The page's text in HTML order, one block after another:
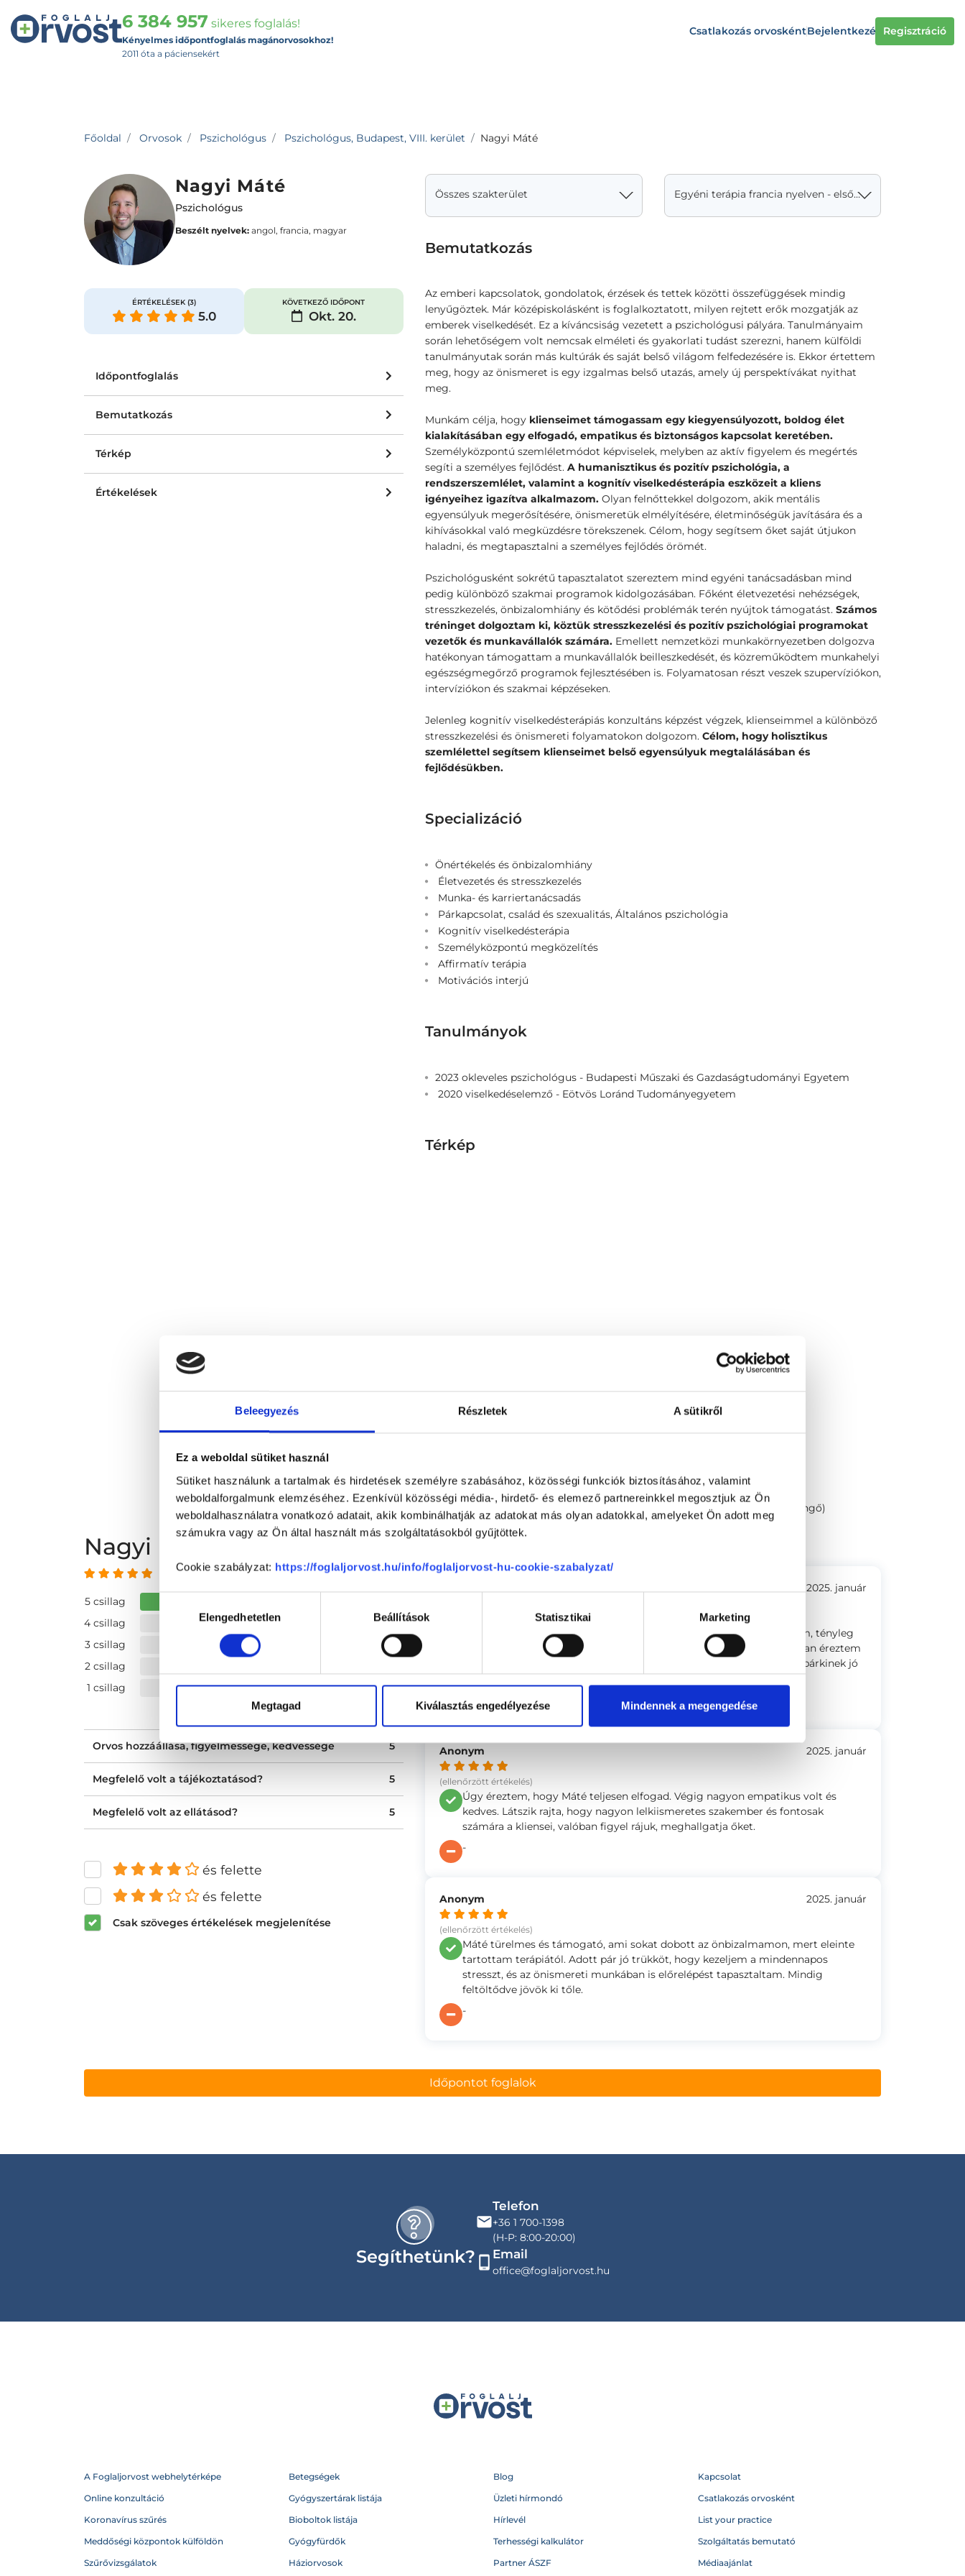
Beleegyezés Részletek A sütikről
Ez a weboldal sütiket használ
Sütiket használunk a tartalmak és hirdetések személyre szabásához, közösségi funkciók biztosításához, valamint
weboldalforgalmunk elemzéséhez. Ezenkívül közösségi média-, hirdető- és elemező partnereinkkel megosztjuk az Ön
weboldalhasználatra vonatkozó adatait, akik kombinálhatják az adatokat más olyan adatokkal, amelyeket Ön adott meg
számukra vagy az Ön által használt más szolgáltatásokból gyűjtöttek.
Cookie szabályzat: https://foglaljorvost.hu/info/foglaljorvost-hu-cookie-szabalyzat/
kiválasztásaElengedhetetlen Beállítások Statisztikai Marketing
Megtagad Kiválasztás engedélyezése Mindennek a megengedése
6 384 957 sikeres foglalás!
Kényelmes időpontfoglalás magánorvosokhoz!
2011 óta a páciensekért
Csatlakozás orvoskéntBejelentkezés Regisztráció
Főoldal Orvosok Pszichológus Pszichológus, Budapest, VIII. kerület Nagyi Máté
Nagyi Máté
Pszichológus
Beszélt nyelvek: angol, francia, magyar
ÉRTÉKELÉSEK (3)
5.0
KÖVETKEZŐ IDŐPONT
Okt. 20.
Időpontfoglalás
Bemutatkozás
Térkép
Értékelések
Összes szakterület Egyéni terápia francia nyelven - első alkalom
Bemutatkozás
Az emberi kapcsolatok, gondolatok, érzések és tettek közötti összefüggések mindig
lenyűgöztek. Már középiskolásként is foglalkoztatott, milyen rejtett erők mozgatják az
emberek viselkedését. Ez a kíváncsiság vezetett a pszichológusi pályára. Tanulmányaim
során lehetőségem volt nemcsak elméleti és gyakorlati tudást szerezni, hanem külföldi
tanulmányutak során más kultúrák és saját belső világom felfedezésére is. Ekkor értettem
meg, hogy az önismeret is egy izgalmas belső utazás, amely új perspektívákat nyithat
meg.
Munkám célja, hogy klienseimet támogassam egy kiegyensúlyozott, boldog élet
kialakításában egy elfogadó, empatikus és biztonságos kapcsolat keretében.
Személyközpontú szemléletmódot képviselek, melyben az aktív figyelem és megértés
segíti a személyes fejlődést. A humanisztikus és pozitív pszichológia, a
rendszerszemlélet, valamint a kognitív viselkedésterápia eszközeit a kliens
igényeihez igazítva alkalmazom. Olyan felnőttekkel dolgozom, akik mentális
egyensúlyuk megerősítésére, önismeretük elmélyítésére, életminőségük javítására és a
kihívásokkal való megküzdésre törekszenek. Célom, hogy segítsem őket saját útjukon
haladni, és megtapasztalni a személyes fejlődés örömét.
Pszichológusként sokrétű tapasztalatot szereztem mind egyéni tanácsadásban mind
pedig különböző szakmai programok kidolgozásában. Főként életvezetési nehézségek,
stresszkezelés, önbizalomhiány és kötődési problémák terén nyújtok támogatást. Számos
tréninget dolgoztam ki, köztük stresszkezelési és pozitív pszichológiai programokat
vezetők és munkavállalók számára. Emellett nemzetközi munkakörnyezetben dolgozva
hatékonyan támogattam a munkavállalók beilleszkedését, és közreműködtem munkahelyi
egészségmegőrző programok fejlesztésében is. Folyamatosan részt veszek szupervíziókon,
intervíziókon és szakmai képzéseken.
Jelenleg kognitív viselkedésterápiás konzultáns képzést végzek, klienseimmel a különböző
stresszkezelési és önismereti folyamatokon dolgozom. Célom, hogy holisztikus
szemlélettel segítsem klienseimet belső egyensúlyuk megtalálásában és
fejlődésükben.
Specializáció
Önértékelés és önbizalomhiány
Életvezetés és stresszkezelés
Munka- és karriertanácsadás
Párkapcsolat, család és szexualitás, Általános pszichológia
Kognitív viselkedésterápia
Személyközpontú megközelítés
Affirmatív terápia
Motivációs interjú
Tanulmányok
2023 okleveles pszichológus - Budapesti Műszaki és Gazdaságtudományi Egyetem
2020 viselkedéselemző - Eötvös Loránd Tudományegyetem
Térkép
Pszichopont - Múzeum utcai rendelő
1088
Budapest, VIII. kerület Múzeum utca 15/A. Fsz/1. ajtó (11-es kapucsengő)
Nagyi Máté vélemények
5 az 5-ből
5 csillag
4 csillag
0 %
3 csillag
0 %
2 csillag
1 csillag
0 %
Orvos hozzáállása, figyelmessége, kedvessége 5
Megfelelő volt a tájékoztatásod? 5
Megfelelő volt az ellátásod? 5
és felette
és felette
Csak szöveges értékelések megjelenítése
2025. január
Máté nagyon hozzáértő, figyelmes és empatikus volt, így azt éreztem, tényleg
megérti, min megyek keresztül. A beszélgetéseink során biztonságban éreztem
magam, így mindig jobban meg tudtam nyílni. Nagyon köszönöm, bárkinek jó
szívvel ajánlanám.
-
Anonym
(ellenőrzött értékelés)
2025. január
Úgy éreztem, hogy Máté teljesen elfogad. Végig nagyon empatikus volt és
kedves. Látszik rajta, hogy nagyon lelkiismeretes szakember és fontosak
számára a kliensei, valóban figyel rájuk, meghallgatja őket.
-
Anonym
(ellenőrzött értékelés)
2025. január
Máté türelmes és támogató, ami sokat dobott az önbizalmamon, mert eleinte
tartottam terápiától. Adott pár jó trükköt, hogy kezeljem a mindennapos
stresszt, és az önismereti munkában is előrelépést tapasztaltam. Mindig
feltöltődve jövök ki tőle.
-
Időpontot foglalok
Segíthetünk?
Telefon
+36 1 700-1398
(H-P: 8:00-20:00)
Email
office@foglaljorvost.hu
A Foglaljorvost webhelytérképe
Online konzultáció
Koronavírus szűrés
Meddőségi központok külföldön
Szűrővizsgálatok
Betegségek
Gyógyszertárak listája
Bioboltok listája
Gyógyfürdők
Háziorvosok
Blog
Üzleti hírmondó
Hírlevél
Terhességi kalkulátor
Partner ÁSZF
Kapcsolat
Csatlakozás orvosként
List your practice
Szolgáltatás bemutató
Médiaajánlat